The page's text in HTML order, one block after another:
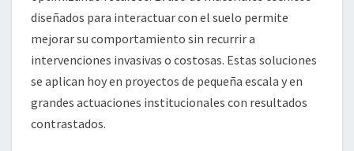
diseñados para interactuar con el suelo permite
mejorar su comportamiento sin recurrir a
intervenciones invasivas o costosas. Estas soluciones
se aplican hoy en proyectos de pequeña escala y en
grandes actuaciones institucionales con resultados
contrastados.